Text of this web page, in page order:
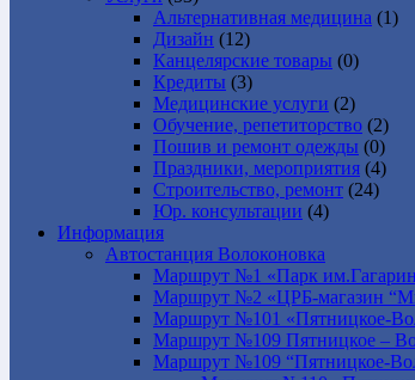
Альтернативная медицина (1)
Дизайн (12)
Канцелярские товары (0)
Кредиты (3)
Медицинские услуги (2)
Обучение, репетиторство (2)
Пошив и ремонт одежды (0)
Праздники, мероприятия (4)
Строительство, ремонт (24)
Юр. консультации (4)
Информация
Автостанция Волоконовка
Маршрут №1 «Парк
Маршрут №2 «ЦРБ-магазин
Маршрут №101 «Пятницкое-
Маршрут №109 Пятницкое –
Маршрут №109 “Пятницкое-